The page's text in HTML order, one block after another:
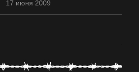
17 июня 2009